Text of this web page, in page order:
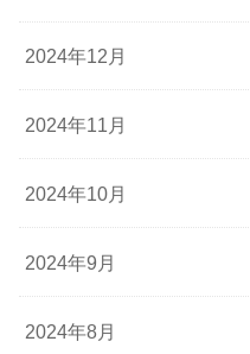
2024年12月
2024年11月
2024年10月
2024年9月
2024年8月